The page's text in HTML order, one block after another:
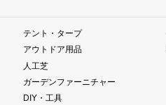
テント・タープ
アウトドア用品
人工芝
ガーデンファーニチャー
DIY・工具